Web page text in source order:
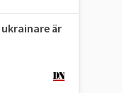
är